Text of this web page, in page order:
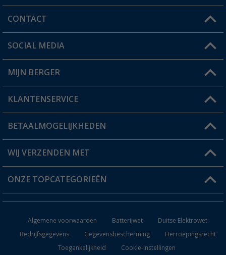
CONTACT
Een vraag?
Winkel vinden
SOCIAL MEDIA
MIJN BERGER
Mijn account
Status bestelling
Verlanglijstje
KLANTENSERVICE
FAQ & Contact
Verzendinformatie
Catalogus
BETAALMOGELIJKHEDEN
WIJ VERZENDEN MET
ONZE TOPCATEGORIEËN
Keukenaccessoires
Campingmeubilair
Algemene voorwaarden Batterijwet
Duitse Elektrowet
Bedrijfsgegevens
Gegevensbescherming
Herroepingsrecht
Toegankelijkheid
Cookie-instellingen